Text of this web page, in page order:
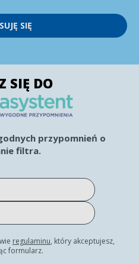
SIĘ
SIĘ DO
przypomnień o
filtra.
regulaminu, który akceptujesz,
formularz.